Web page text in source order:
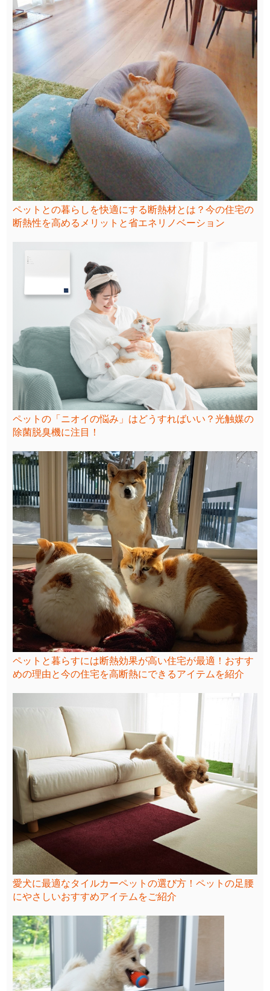
ペットとの暮らしを快適にする断熱材とは？今の住宅の
断熱性を高めるメリットと省エネリノベーション
ペットの「ニオイの悩み」はどうすればいい？光触媒の
除菌脱臭機に注目！
ペットと暮らすには断熱効果が高い住宅が最適！おすす
めの理由と今の住宅を高断熱にできるアイテムを紹介
愛犬に最適なタイルカーペットの選び方！ペットの足腰
にやさしいおすすめアイテムをご紹介